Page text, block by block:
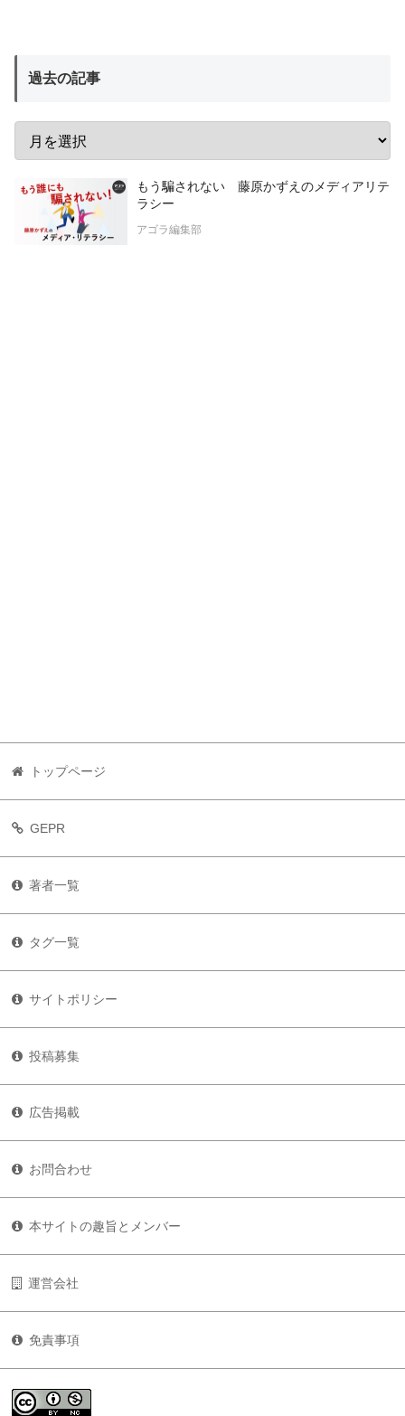
過去の記事
もう騙されない 藤原かずえのメディアリテ
ラシー
アゴラ編集部
トップページ
GEPR
著者一覧
タグ一覧
サイトポリシー
投稿募集
広告掲載
お問合わせ
本サイトの趣旨とメンバー
運営会社
免責事項